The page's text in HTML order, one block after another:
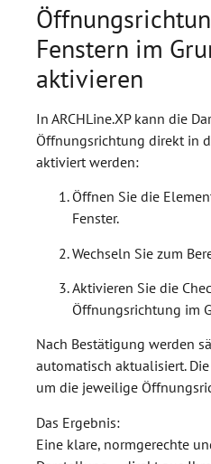
Fenstern im
aktivieren
In ARCHLine.XP kann die
Öffnungsrichtung direkt in
aktiviert werden:
Öffnen Sie die
Fenster.
Wechseln Sie zum
Aktivieren Sie die
Öffnungsrichtung im
Nach Bestätigung werden
automatisch aktualisiert.
um die jeweilige
Das Ergebnis:
Eine klare, normgerechte